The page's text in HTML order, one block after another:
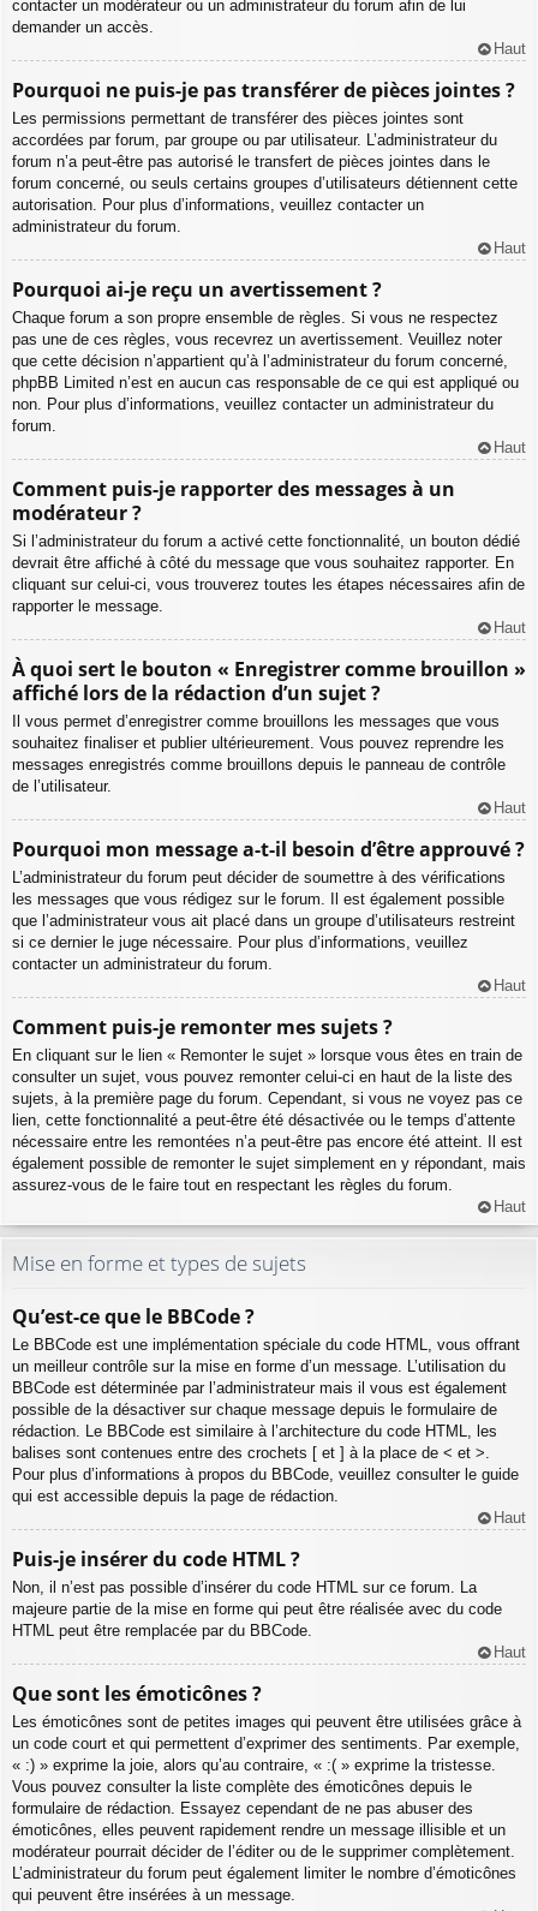
contacter un modérateur ou un administrateur du forum afin de lui
demander un accès.
Haut
Pourquoi ne puis-je pas transférer de pièces jointes ?
Les permissions permettant de transférer des pièces jointes sont
accordées par forum, par groupe ou par utilisateur. L’administrateur du
forum n’a peut-être pas autorisé le transfert de pièces jointes dans le
forum concerné, ou seuls certains groupes d’utilisateurs détiennent cette
autorisation. Pour plus d’informations, veuillez contacter un
administrateur du forum.
Haut
Pourquoi ai-je reçu un avertissement ?
Chaque forum a son propre ensemble de règles. Si vous ne respectez
pas une de ces règles, vous recevrez un avertissement. Veuillez noter
que cette décision n’appartient qu’à l’administrateur du forum concerné,
phpBB Limited n’est en aucun cas responsable de ce qui est appliqué ou
non. Pour plus d’informations, veuillez contacter un administrateur du
forum.
Haut
Comment puis-je rapporter des messages à un
modérateur ?
Si l’administrateur du forum a activé cette fonctionnalité, un bouton dédié
devrait être affiché à côté du message que vous souhaitez rapporter. En
cliquant sur celui-ci, vous trouverez toutes les étapes nécessaires afin de
rapporter le message.
Haut
À quoi sert le bouton « Enregistrer comme brouillon »
affiché lors de la rédaction d’un sujet ?
Il vous permet d’enregistrer comme brouillons les messages que vous
souhaitez finaliser et publier ultérieurement. Vous pouvez reprendre les
messages enregistrés comme brouillons depuis le panneau de contrôle
de l’utilisateur.
Haut
Pourquoi mon message a-t-il besoin d’être approuvé ?
L’administrateur du forum peut décider de soumettre à des vérifications
les messages que vous rédigez sur le forum. Il est également possible
que l’administrateur vous ait placé dans un groupe d’utilisateurs restreint
si ce dernier le juge nécessaire. Pour plus d’informations, veuillez
contacter un administrateur du forum.
Haut
Comment puis-je remonter mes sujets ?
En cliquant sur le lien « Remonter le sujet » lorsque vous êtes en train de
consulter un sujet, vous pouvez remonter celui-ci en haut de la liste des
sujets, à la première page du forum. Cependant, si vous ne voyez pas ce
lien, cette fonctionnalité a peut-être été désactivée ou le temps d’attente
nécessaire entre les remontées n’a peut-être pas encore été atteint. Il est
également possible de remonter le sujet simplement en y répondant, mais
assurez-vous de le faire tout en respectant les règles du forum.
Haut
Mise en forme et types de sujets
Qu’est-ce que le BBCode ?
Le BBCode est une implémentation spéciale du code HTML, vous offrant
un meilleur contrôle sur la mise en forme d’un message. L’utilisation du
BBCode est déterminée par l’administrateur mais il vous est également
possible de la désactiver sur chaque message depuis le formulaire de
rédaction. Le BBCode est similaire à l’architecture du code HTML, les
balises sont contenues entre des crochets [ et ] à la place de < et >.
Pour plus d’informations à propos du BBCode, veuillez consulter le guide
qui est accessible depuis la page de rédaction.
Haut
Puis-je insérer du code HTML ?
Non, il n’est pas possible d’insérer du code HTML sur ce forum. La
majeure partie de la mise en forme qui peut être réalisée avec du code
HTML peut être remplacée par du BBCode.
Haut
Que sont les émoticônes ?
Les émoticônes sont de petites images qui peuvent être utilisées grâce à
un code court et qui permettent d’exprimer des sentiments. Par exemple,
« :) » exprime la joie, alors qu’au contraire, « :( » exprime la tristesse.
Vous pouvez consulter la liste complète des émoticônes depuis le
formulaire de rédaction. Essayez cependant de ne pas abuser des
émoticônes, elles peuvent rapidement rendre un message illisible et un
modérateur pourrait décider de l’éditer ou de le supprimer complètement.
L’administrateur du forum peut également limiter le nombre d’émoticônes
qui peuvent être insérées à un message.